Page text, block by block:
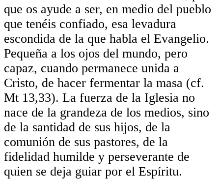
que os ayude a ser, en medio del pueblo
que tenéis confiado, esa levadura
escondida de la que habla el Evangelio.
Pequeña a los ojos del mundo, pero
capaz, cuando permanece unida a
Cristo, de hacer fermentar la masa (cf.
Mt 13,33). La fuerza de la Iglesia no
nace de la grandeza de los medios, sino
de la santidad de sus hijos, de la
comunión de sus pastores, de la
fidelidad humilde y perseverante de
quien se deja guiar por el Espíritu.